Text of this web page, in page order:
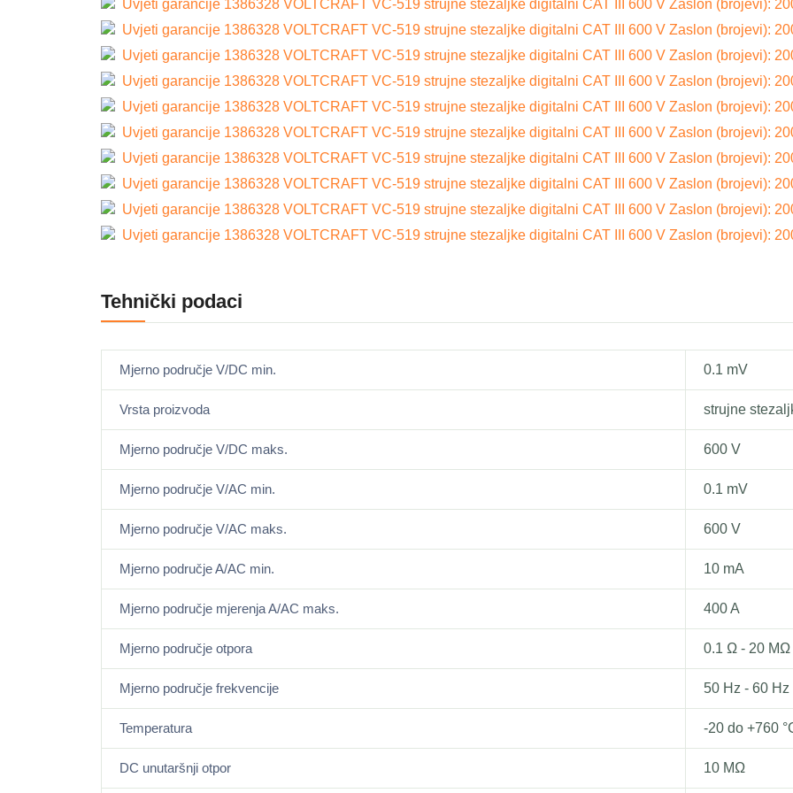
Uvjeti garancije 1386328 VOLTCRAFT VC-519 strujne stezaljke digitalni CAT III 600 V Zaslon (brojevi):
Uvjeti garancije 1386328 VOLTCRAFT VC-519 strujne stezaljke digitalni CAT III 600 V Zaslon (brojevi):
Uvjeti garancije 1386328 VOLTCRAFT VC-519 strujne stezaljke digitalni CAT III 600 V Zaslon (brojevi):
Uvjeti garancije 1386328 VOLTCRAFT VC-519 strujne stezaljke digitalni CAT III 600 V Zaslon (brojevi):
Uvjeti garancije 1386328 VOLTCRAFT VC-519 strujne stezaljke digitalni CAT III 600 V Zaslon (brojevi):
Uvjeti garancije 1386328 VOLTCRAFT VC-519 strujne stezaljke digitalni CAT III 600 V Zaslon (brojevi):
Uvjeti garancije 1386328 VOLTCRAFT VC-519 strujne stezaljke digitalni CAT III 600 V Zaslon (brojevi):
Uvjeti garancije 1386328 VOLTCRAFT VC-519 strujne stezaljke digitalni CAT III 600 V Zaslon (brojevi):
Uvjeti garancije 1386328 VOLTCRAFT VC-519 strujne stezaljke digitalni CAT III 600 V Zaslon (brojevi):
Uvjeti garancije 1386328 VOLTCRAFT VC-519 strujne stezaljke digitalni CAT III 600 V Zaslon (brojevi):
Tehnički podaci
Mjerno područje V/DC min. 0.1 mV
Vrsta proizvoda strujne
Mjerno područje V/DC maks. 600 V
Mjerno područje V/AC min. 0.1 mV
Mjerno područje V/AC maks. 600 V
Mjerno područje A/AC min. 10 mA
Mjerno područje mjerenja A/AC maks. 400 A
Mjerno područje otpora 0.1 Ω - 20 MΩ
Mjerno područje frekvencije 50 Hz - 60 Hz
Temperatura -20 do +760
DC unutaršnji otpor 10 MΩ